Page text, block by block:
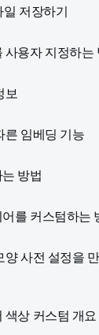
저장하기
용자 지정하는
보
른 임베딩 기능
방법
를 커스텀하는
양 사전 설정을
상 커스텀 개요